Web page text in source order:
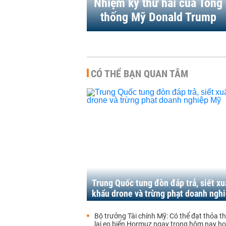
Nhiệm kỳ thứ hai của Tổng
thống Mỹ Donald Trump
CÓ THỂ BẠN QUAN TÂM
Trung Quốc tung đòn đáp trả, siết
khẩu drone và trừng phạt doanh
Bộ trưởng Tài chính Mỹ: Có thể đạt thỏa
lại eo biển Hormuz ngay trong hôm nay